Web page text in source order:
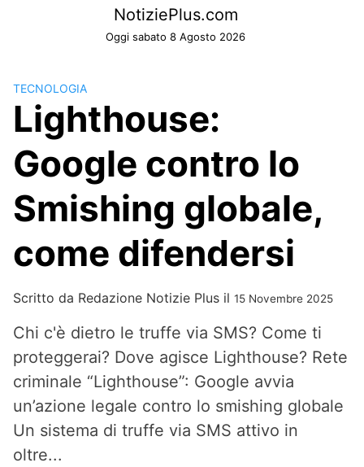
NotiziePlus.com
Oggi sabato 8 Agosto 2026
TECNOLOGIA
Lighthouse:
Google contro lo
Smishing globale,
come difendersi
Scritto da Redazione Notizie Plus il 15 Novembre 2025
Chi c'è dietro le truffe via SMS? Come ti
proteggerai? Dove agisce Lighthouse? Rete
criminale “Lighthouse”: Google avvia
un’azione legale contro lo smishing globale
Un sistema di truffe via SMS attivo in
oltre...